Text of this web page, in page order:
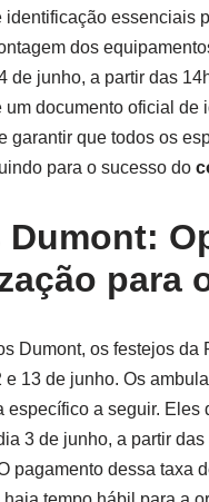
identificação essenciais
dos
de junho, a partir das
um documento oficial
garantir que todos os
para o sucesso do
Dumont:
para
Dumont, os festejos
e 13 de junho. Os
específico a seguir.
3 de junho, a partir
pagamento dessa taxa